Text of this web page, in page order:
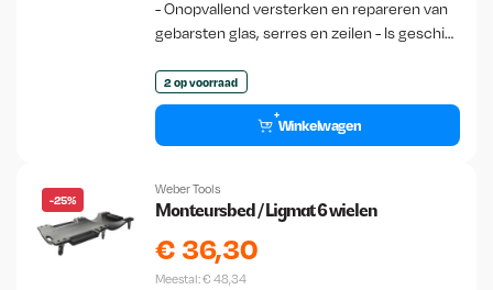
- Onopvallend versterken en repareren van
gebarsten glas, serres en zeilen - Is geschikt
gebruiken - UV-bestendig - Met de hand…
2 op voorraad
Winkelwagen
-25%
Weber Tools
Monteursbed / Ligmat 6 wielen
€ 36,30
Meestal:€ 48,34